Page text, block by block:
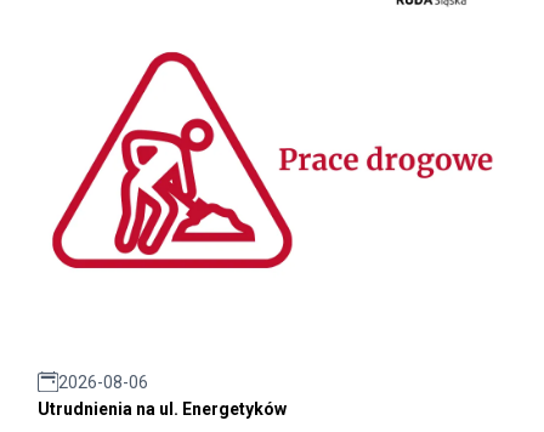
2026-08-06
Utrudnienia na ul. Energetyków